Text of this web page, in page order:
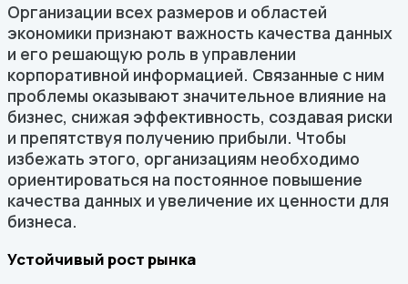
Организации всех размеров и областей
экономики признают важность качества данных
и его решающую роль в управлении
корпоративной информацией. Связанные с ним
проблемы оказывают значительное влияние на
бизнес, снижая эффективность, создавая риски
и препятствуя получению прибыли. Чтобы
избежать этого, организациям необходимо
ориентироваться на постоянное повышение
качества данных и увеличение их ценности для
бизнеса.
Устойчивый рост рынка